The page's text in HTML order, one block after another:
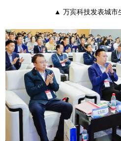
▲ 万宾科技发表城市